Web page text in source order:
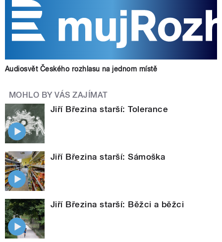
Audiosvět Českého rozhlasu na jednom místě
MOHLO BY VÁS ZAJÍMAT
Jiří Březina starší: Tolerance
Jiří Březina starší: Sámoška
Jiří Březina starší: Běžci a běžci